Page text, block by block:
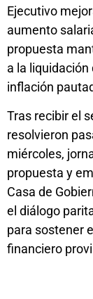
Ejecutivo
aumento
propuesta
a la
inflación
Tras recibir el
resolvieron
miércoles,
propuesta y
Casa de
el diálogo
para sostener
financiero